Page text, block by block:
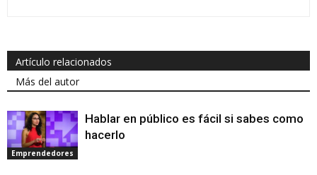
Artículo relacionados
Más del autor
Emprendedores
Hablar en público es fácil si sabes como
hacerlo